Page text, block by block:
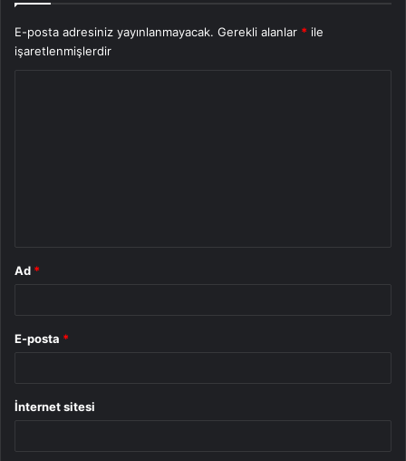
E-posta adresiniz yayınlanmayacak. Gerekli alanlar * ile
işaretlenmişlerdir
Ad *
E-posta *
İnternet sitesi